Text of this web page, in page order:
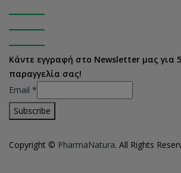
Κάντε εγγραφή στο Newsletter μας για
παραγγελία σας!
Email *
Copyright © PharmaNatura. All Rights